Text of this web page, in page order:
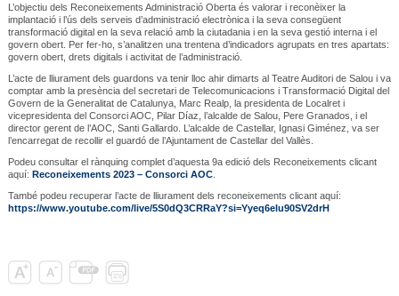
L’objectiu dels Reconeixements Administració Oberta és valorar i reconèixer la
implantació i l’ús dels serveis d’administració electrònica i la seva consegüent
transformació digital en la seva relació amb la ciutadania i en la seva gestió interna i el
govern obert. Per fer-ho, s’analitzen una trentena d’indicadors agrupats en tres apartats:
govern obert, drets digitals i activitat de l’administració.
L’acte de lliurament dels guardons va tenir lloc ahir dimarts al Teatre Auditori de Salou i va
comptar amb la presència del secretari de Telecomunicacions i Transformació Digital del
Govern de la Generalitat de Catalunya, Marc Realp, la presidenta de Localret i
vicepresidenta del Consorci AOC, Pilar Díaz, l’alcalde de Salou, Pere Granados, i el
director gerent de l’AOC, Santi Gallardo. L’alcalde de Castellar, Ignasi Giménez, va ser
l’encarregat de recollir el guardó de l’Ajuntament de Castellar del Vallès.
Podeu consultar el rànquing complet d’aquesta 9a edició dels Reconeixements clicant
aquí: Reconeixements 2023 – Consorci AOC.
També podeu recuperar l’acte de lliurament dels reconeixements clicant aquí:
https://www.youtube.com/live/5S0dQ3CRRaY?si=Yyeq6elu90SV2drH